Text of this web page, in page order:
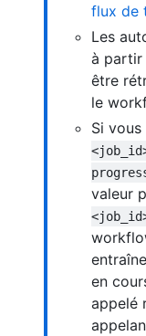
flux de
Les
à partir
être
le
Si
valeur
en
appelé